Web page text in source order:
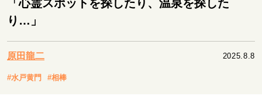
キャリア・働き方
セカンドキャリアの描き方
独立という決断
大人の学び直し
「心霊スポットを探したり、温泉を探した
り…」
原田龍二 2025.8.8
#水戸黄門 #相棒